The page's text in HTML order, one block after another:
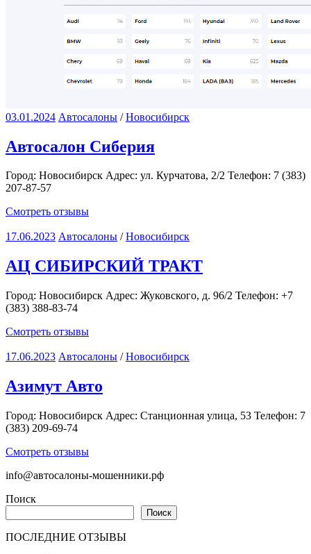
03.01.2024 Автосалоны /Новосибирск
Автосалон Сиберия
Город: Новосибирск Адрес: ул. Курчатова, 2/2 Телефон: 7 (383)
207-87-57
Смотреть отзывы
17.06.2023 Автосалоны /Новосибирск
АЦ СИБИРСКИЙ ТРАКТ
Город: Новосибирск Адрес: Жуковского, д. 96/2 Телефон: +7
(383) 388-83-74
Смотреть отзывы
17.06.2023 Автосалоны /Новосибирск
Азимут Авто
Город: Новосибирск Адрес: Станционная улица, 53 Телефон: 7
(383) 209-69-74
Смотреть отзывы
info@автосалоны-мошенники.рф
Поиск
Поиск
ПОСЛЕДНИЕ ОТЗЫВЫ